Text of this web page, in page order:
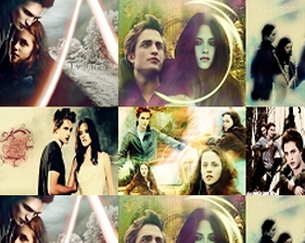
Nemesis ซับไทย (2026) ศัตรูหั